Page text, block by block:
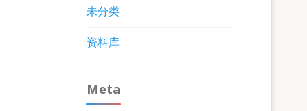
未分类
资料库
Meta